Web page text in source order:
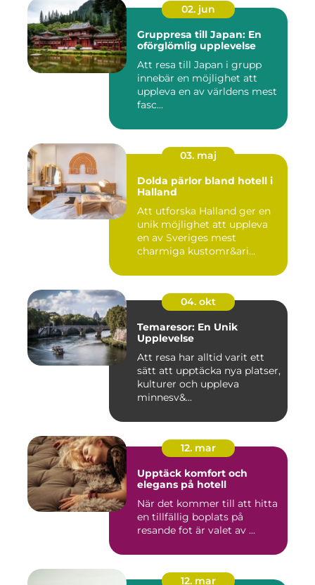
02. jun
Gruppresa till Japan: En
oförglömlig upplevelse
Att resa till Japan i grupp
innebär en möjlighet att
uppleva en av världens mest
fasc...
03. maj
Dolda pärlor bland hotell i
Halland
Att utforska Halland ger en
unik möjlighet att uppleva
en av Sveriges mest
charmiga kustomr&ari...
04. okt
Temaresor: En Unik
Upplevelse
Att resa har alltid varit ett
sätt att upptäcka nya platser,
kulturer och uppleva
minnesv&...
12. mar
Upptäck komfort och
elegans på hotell
När det kommer till att hitta
en tillfällig boplats på
resande fot är valet av ...
12. mar